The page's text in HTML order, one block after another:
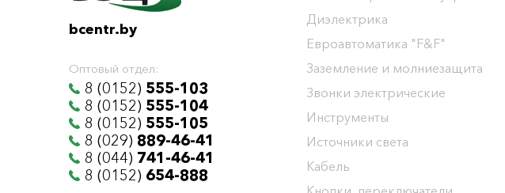
bcentr.by
Оптовый отдел:
8 (0152) 555-103
8 (0152) 555-104
8 (0152) 555-105
8 (029) 889-46-41
8 (044) 741-46-41
8 (0152) 654-888
Диэлектрика
Евроавтоматика "F&F"
Заземление и молниезащита
Звонки электрические
Инструменты
Источники света
Кабель